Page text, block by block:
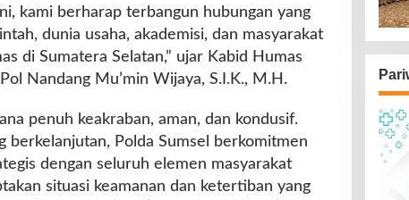
kami berharap terbangun hubungan yang
dunia usaha, akademisi, dan masyarakat
di Sumatera Selatan,” ujar Kabid Humas
Nandang Mu’min Wijaya, S.I.K., M.H.
penuh keakraban, aman, dan kondusif.
berkelanjutan, Polda Sumsel berkomitmen
dengan seluruh elemen masyarakat
situasi keamanan dan ketertiban yang